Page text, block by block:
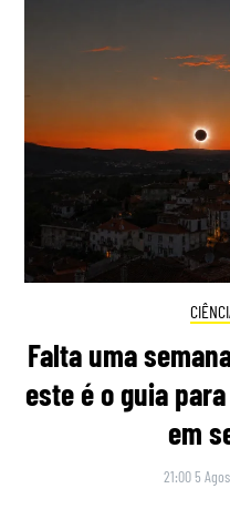
Falta uma
este é o guia
em
21:00 5